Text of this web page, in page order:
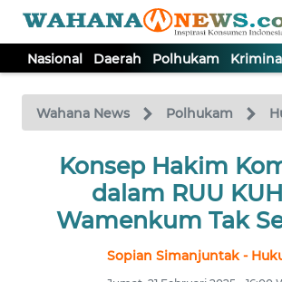
Nasional Daerah Polhukam
Wahana News Polhukam
Konsep Hakim
dalam RUU
Wamenkum Tak
Sopian Simanjuntak -
TV
Tutup
NASIONAL
DAERAH